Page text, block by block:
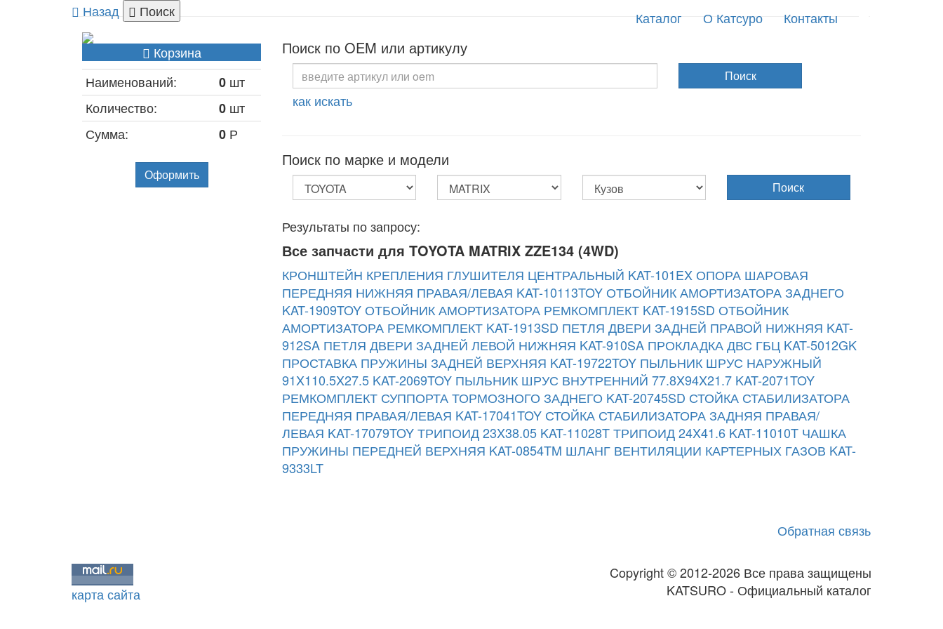
Назад Поиск Каталог О Катсуро
Контакты
Корзина
Наименований:
0 шт
Количество:
0 шт
Сумма:
0 Р
Оформить
Поиск по OEM или артикулу
как искать
Поиск
Поиск по марке и модели
Поиск
Результаты по запросу:
Все запчасти для TOYOTA MATRIX ZZE134 (4WD)
КРОНШТЕЙН КРЕПЛЕНИЯ ГЛУШИТЕЛЯ ЦЕНТРАЛЬНЫЙ KAT-101EX ОПОРА ШАРОВАЯ
ПЕРЕДНЯЯ НИЖНЯЯ ПРАВАЯ/ЛЕВАЯ KAT-10113TOY ОТБОЙНИК АМОРТИЗАТОРА ЗАДНЕГО
KAT-1909TOY ОТБОЙНИК АМОРТИЗАТОРА РЕМКОМПЛЕКТ KAT-1915SD ОТБОЙНИК
АМОРТИЗАТОРА РЕМКОМПЛЕКТ KAT-1913SD ПЕТЛЯ ДВЕРИ ЗАДНЕЙ ПРАВОЙ НИЖНЯЯ KAT-
912SA ПЕТЛЯ ДВЕРИ ЗАДНЕЙ ЛЕВОЙ НИЖНЯЯ KAT-910SA ПРОКЛАДКА ДВС ГБЦ KAT-5012GK
ПРОСТАВКА ПРУЖИНЫ ЗАДНЕЙ ВЕРХНЯЯ KAT-19722TOY ПЫЛЬНИК ШРУС НАРУЖНЫЙ
91X110.5X27.5 KAT-2069TOY ПЫЛЬНИК ШРУС ВНУТРЕННИЙ 77.8X94X21.7 KAT-2071TOY
РЕМКОМПЛЕКТ СУППОРТА ТОРМОЗНОГО ЗАДНЕГО KAT-20745SD СТОЙКА СТАБИЛИЗАТОРА
ПЕРЕДНЯЯ ПРАВАЯ/ЛЕВАЯ KAT-17041TOY СТОЙКА СТАБИЛИЗАТОРА ЗАДНЯЯ ПРАВАЯ/
ЛЕВАЯ KAT-17079TOYТРИПОИД 23X38.05 KAT-11028TТРИПОИД 24X41.6 KAT-11010T ЧАШКА
ПРУЖИНЫ ПЕРЕДНЕЙ ВЕРХНЯЯ KAT-0854TM ШЛАНГ ВЕНТИЛЯЦИИ КАРТЕРНЫХ ГАЗОВ KAT-
9333LT
Обратная связь
карта сайта
Copyright © 2012-2026 Все права защищены
KATSURO - Официальный каталог